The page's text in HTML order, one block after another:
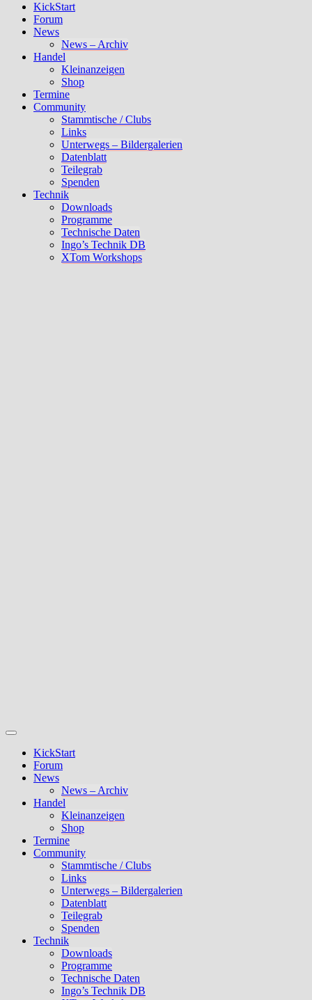
KickStart
Forum
News
News – Archiv
Handel
Kleinanzeigen
Shop
Termine
Community
Stammtische / Clubs
Links
Unterwegs – Bildergalerien
Datenblatt
Teilegrab
Spenden
Technik
Downloads
Programme
Technische Daten
Ingo’s Technik DB
XTom Workshops
KickStart
Forum
News
News – Archiv
Handel
Kleinanzeigen
Shop
Termine
Community
Stammtische / Clubs
Links
Unterwegs – Bildergalerien
Datenblatt
Teilegrab
Spenden
Technik
Downloads
Programme
Technische Daten
Ingo’s Technik DB